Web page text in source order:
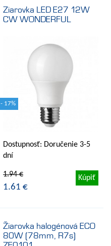
Ziarovka LED E27 12W
CW WONDERFUL
- 17%
Dostupnosť: Doručenie 3-5
dní
1.94 €
1.61 €
Kúpiť
Žiarovka halogénová ECO
80W (78mm, R7s)